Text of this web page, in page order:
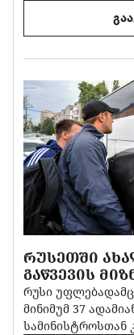
ᲠᲣᲡᲔᲗᲨᲘ
ᲒᲐᲬᲕᲔᲕᲘᲡ
რუსი
მინიმუმ 37
სამინისტროსთან